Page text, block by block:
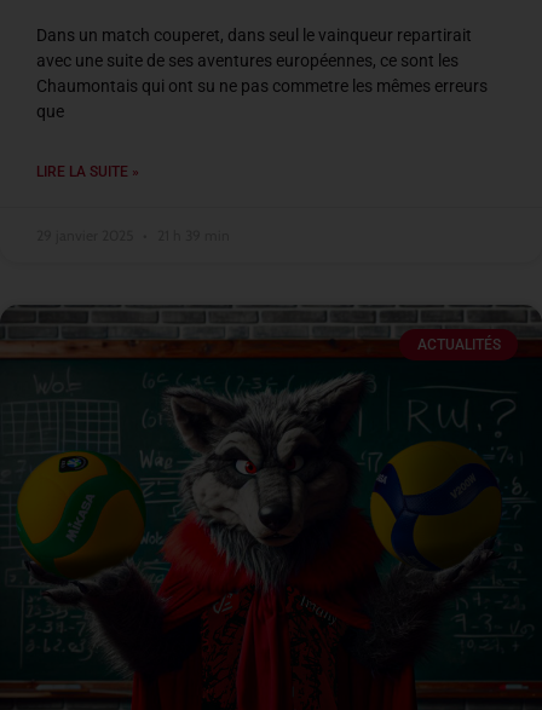
Dans un match couperet, dans seul le vainqueur repartirait
avec une suite de ses aventures européennes, ce sont les
Chaumontais qui ont su ne pas commetre les mêmes erreurs
que
LIRE LA SUITE »
ACTUALITÉS